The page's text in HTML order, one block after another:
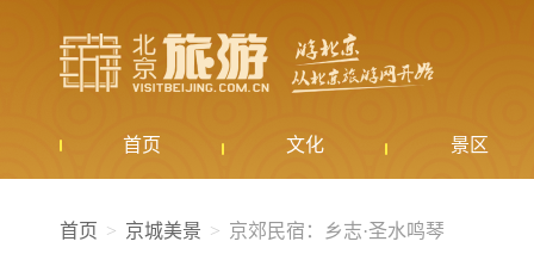
首页 文化 景区
首页 京城美景 京郊民宿：乡志·圣水鸣琴